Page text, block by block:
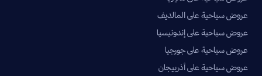
عروض سياحية على المالديف
عروض سياحية على إندونيسيا
عروض سياحية على جورجيا
عروض سياحية على أذربيجان